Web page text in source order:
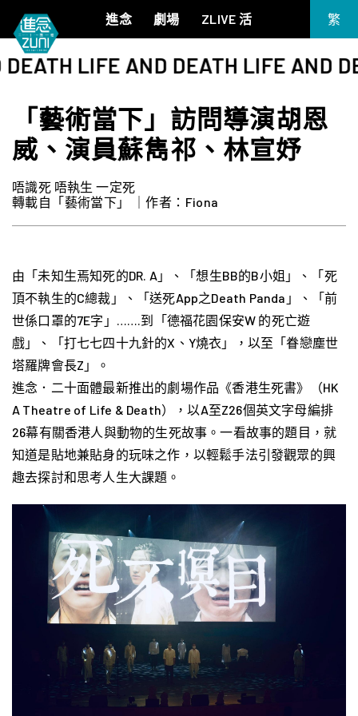
進念
關於進念
年報
進念實驗劇場文獻庫
劇場
《筆墨大冒險》
KJ 黃家正鋼琴獨奏會《五行》
《萬曆十五年》
《麥克白夫人～詩》
《諸神會藝術節》暨《榮念曾青年藝術學堂 2026》
ZLIVE 活 繁
LIFE AND DEATH LIFE AND
「藝術當下」訪問導演胡恩
威、演員蘇雋祁、林宣妤
唔識死 唔執生 一定死
轉載自「藝術當下」 ｜作者：Fiona
由「未知生焉知死的DR. A」、「想生BB的B小姐」、「死
頂不執生的C總裁」、「送死App之Death Panda」、「前
世係口罩的7E字」…….到「德福花園保安W 的死亡遊
戲」、「打七七四十九針的X、Y燒衣」，以至「眷戀塵世
塔羅牌會長Z」。
進念．二十面體最新推出的劇場作品《香港生死書》（HK
A Theatre of Life & Death），以A至Z26個英文字母編排
26幕有關香港人與動物的生死故事。一看故事的題目，就
知道是貼地兼貼身的玩味之作，以輕鬆手法引發觀眾的興
趣去探討和思考人生大課題。